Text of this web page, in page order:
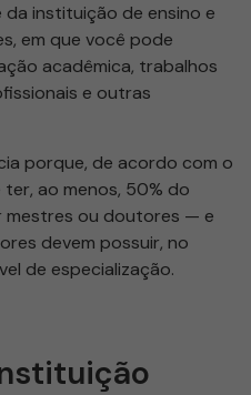
instituição de ensino e
em que você pode
acadêmica, trabalhos
e outras
porque, de acordo com o
ter, ao menos, 50% do
ou doutores — e
devem possuir, no
de especialização.